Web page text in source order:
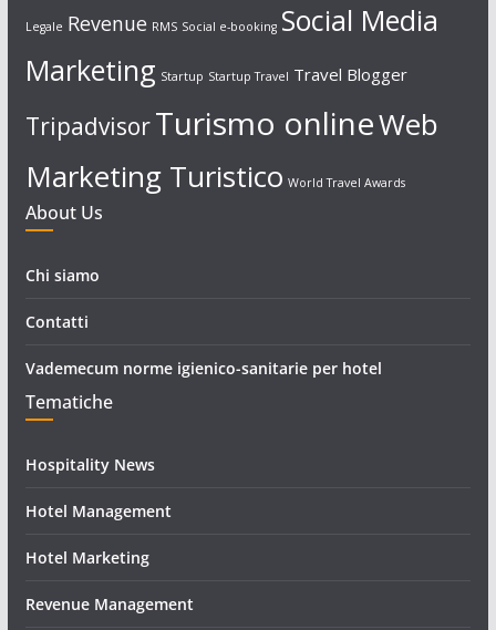
Legale Revenue RMS Social e-booking Social Media
Marketing Startup Startup Travel Travel Blogger
TripadvisorTurismo onlineWeb
Marketing Turistico World Travel Awards
About Us
Chi siamo
Contatti
Vademecum norme igienico-sanitarie per hotel
Tematiche
Hospitality News
Hotel Management
Hotel Marketing
Revenue Management